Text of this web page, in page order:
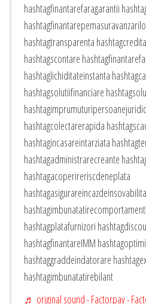
hashtagfinantarefaragarantii
hashtagtransparenta
hashtagscontare
hashtaglichiditateinstanta
hashtagsolutiifinanciare
hashtagcolectarerapida
hashtagincasareintarziata
hashtagadministrarecreante
hashtagacoperireriscdeneplata
hashtagplatafurnizori
hashtagfinantareIMM
hashtaggraddeindatorare
hashtagimbunatatirebilant
♬ original sound - Factorpay -